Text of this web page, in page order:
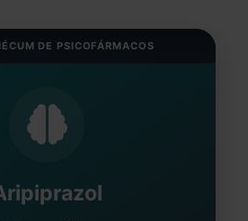
DE PSICOFÁRMACOS